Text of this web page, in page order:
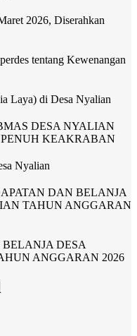
2026, Diserahkan
tentang Kewenangan
Laya) di Desa Nyalian
DESA NYALIAN
KEAKRABAN
Nyalian
DAN BELANJA
TAHUN ANGGARAN
DESA
ANGGARAN 2026